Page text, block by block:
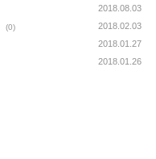
2018.08.03
(0) 2018.02.03
2018.01.27
2018.01.26